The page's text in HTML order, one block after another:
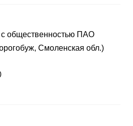
с общественностью ПАО
Смоленская обл.)